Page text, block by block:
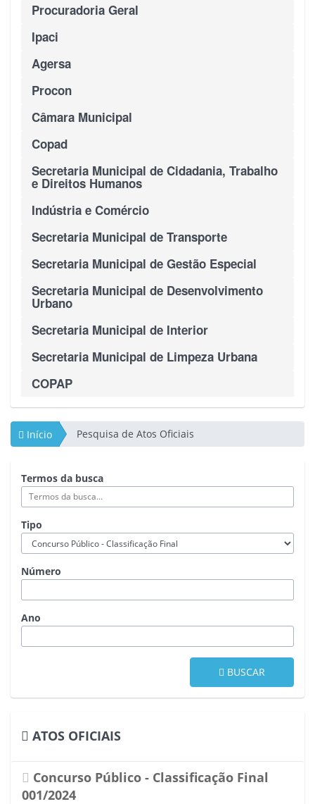
Procuradoria Geral
Ipaci
Agersa
Procon
Câmara Municipal
Copad
Secretaria Municipal de Cidadania, Trabalho
e Direitos Humanos
Indústria e Comércio
Secretaria Municipal de Transporte
Secretaria Municipal de Gestão Especial
Secretaria Municipal de Desenvolvimento
Urbano
Secretaria Municipal de Interior
Secretaria Municipal de Limpeza Urbana
COPAP
Início Pesquisa de Atos Oficiais
Termos da busca
Tipo
Número
Ano
BUSCAR
ATOS OFICIAIS
Concurso Público - Classificação Final
001/2024